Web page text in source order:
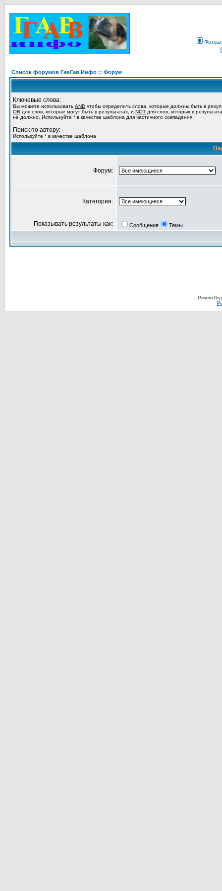
Список форумов ГавГав.Инфо :: Форум
Ключевые слова:
Вы можете использовать AND чтобы определить слова, которые должны быть в
OR для слов, которые могут быть в результатах, и NOT для слов, которых в
не должно. Используйте * в качестве шаблона для частичного совпадения.
Поиск по автору:
Используйте * в качестве шаблона
Форум:
Категория:
Показывать результаты как: Сообщения Темы
Powered by